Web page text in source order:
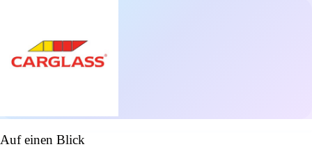
Auf einen Blick